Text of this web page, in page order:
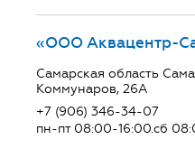
«ООО Аквацентр-
Самарская область
Коммунаров, 26А
+7 (906) 346-34-07
пн-пт 08:00-16:00.сб